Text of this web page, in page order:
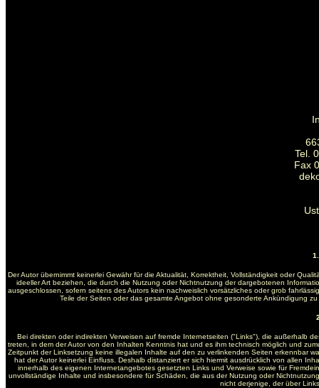
Tel.
Fax
Der Autor übernimmt keinerlei Gewähr für die Aktualität, Korrektheit, Vollständigkeit oder
ideeller Art beziehen, die durch die Nutzung oder Nichtnutzung der dargebotenen
ausgeschlossen, sofern seitens des Autors kein nachweislich vorsätzliches oder grob
Teile der Seiten oder das gesamte Angebot ohne gesonderte Ankündigung
Bei direkten oder indirekten Verweisen auf fremde Internetseiten ("Links"), die außerhalb
treten, in dem der Autor von den Inhalten Kenntnis hat und es ihm technisch möglich und
Zeitpunkt der Linksetzung keine illegalen Inhalte auf den zu verlinkenden Seiten erkennbar
hat der Autor keinerlei Einfluss. Deshalb distanziert er sich hiermit ausdrücklich von allen
innerhalb des eigenen Internetangebotes gesetzten Links und Verweise sowie für
unvollständige Inhalte und insbesondere für Schäden, die aus der Nutzung oder
nicht derjenige, der über